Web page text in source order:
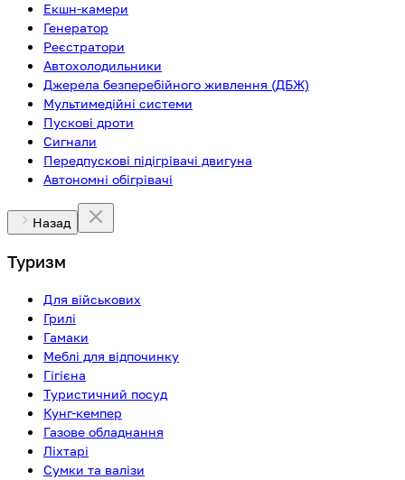
Екшн-камери
Генератор
Реєстратори
Автохолодильники
Джерела безперебійного живлення (ДБЖ)
Мультимедійні системи
Пускові дроти
Сигнали
Передпускові підігрівачі двигуна
Автономні обігрівачі
Назад
Туризм
Для військових
Грилі
Гамаки
Меблі для відпочинку
Гігієна
Туристичний посуд
Кунг-кемпер
Газове обладнання
Ліхтарі
Сумки та валізи